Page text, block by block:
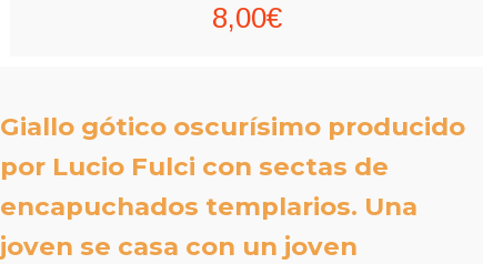
8,00€
Giallo gótico oscurísimo producido
por Lucio Fulci con sectas de
encapuchados templarios. Una
joven se casa con un joven